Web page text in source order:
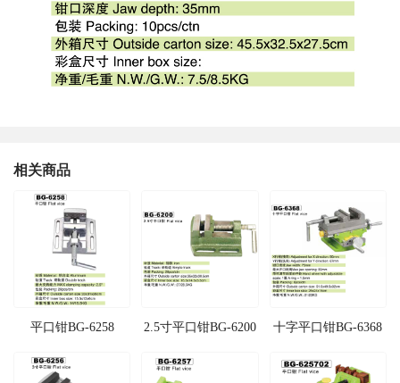
相关商品
平口钳BG-6258 2.5寸平口钳BG-6200 十字平口钳BG-6368